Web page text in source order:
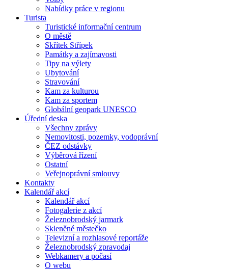
Nabídky práce v regionu
Turista
Turistické informační centrum
O městě
Skřítek Střípek
Památky a zajímavosti
Tipy na výlety
Ubytování
Stravování
Kam za kulturou
Kam za sportem
Globální geopark UNESCO
Úřední deska
Všechny zprávy
Nemovitosti, pozemky, vodoprávní
ČEZ odstávky
Výběrová řízení
Ostatní
Veřejnoprávní smlouvy
Kontakty
Kalendář akcí
Kalendář akcí
Fotogalerie z akcí
Železnobrodský jarmark
Skleněné městečko
Televizní a rozhlasové reportáže
Železnobrodský zpravodaj
Webkamery a počasí
O webu